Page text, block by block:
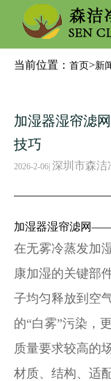
当前位置： 首页>新
加湿器湿帘滤
技巧
2026-2-06 深圳市森洁
加湿器湿帘滤网——
在无雾冷蒸发加
康加湿的关键部
子均匀释放到空
的“白雾”污染，
质量要求较高的
材质、结构、适